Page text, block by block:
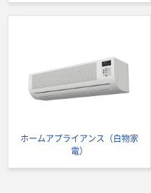
ホームアプライアンス（白物家
電）